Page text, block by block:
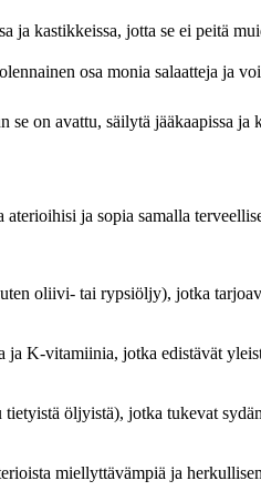
ja kastikkeissa, jotta se ei peitä
osa monia salaatteja ja
se on avattu, säilytä jääkaapissa
ja sopia samalla
oliivi- tai rypsiöljy), jotka
ja K-vitamiinia, jotka edistävät
tietyistä öljyistä), jotka tukevat
miellyttävämpiä ja